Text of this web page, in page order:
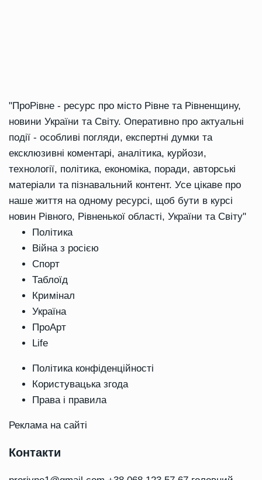
"ПроРівне - ресурс про місто Рівне та Рівненщину,
новини України та Світу. Оперативно про актуальні
події - особливі погляди, експертні думки та
ексклюзивні коментарі, аналітика, курйози,
технології, політика, економіка, поради, авторські
матеріали та пізнавальний контент. Усе цікаве про
наше життя на одному ресурсі, щоб бути в курсі
новин Рівного, Рівненької області, України та Світу"
Політика
Війна з росією
Спорт
Таблоїд
Кримінал
Україна
ПроАрт
Life
Політика конфіденційності
Користувацька згода
Права і правила
Реклама на сайті
Контакти